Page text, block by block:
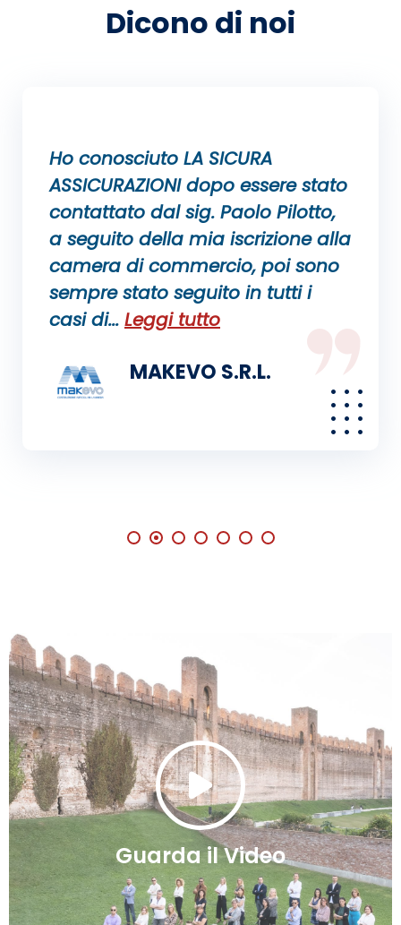
Dicono di noi
Ho conosciuto LA SICURA
ASSICURAZIONI dopo essere stato
contattato dal sig. Paolo Pilotto,
a seguito della mia iscrizione alla
camera di commercio, poi sono
sempre stato seguito in tutti i
casi di... Leggi tutto
MAKEVO S.R.L.
Guarda il Video